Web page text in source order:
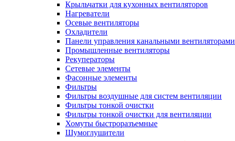
Крыльчатки для кухонных вентиляторов
Нагреватели
Осевые вентиляторы
Охладители
Панели управления канальными вентиляторами
Промышленные вентиляторы
Рекуператоры
Сетевые элементы
Фасонные элементы
Фильтры
Фильтры воздушные для систем вентиляции
Фильтры тонкой очистки
Фильтры тонкой очистки для вентиляции
Хомуты быстроразъемные
Шумоглушители